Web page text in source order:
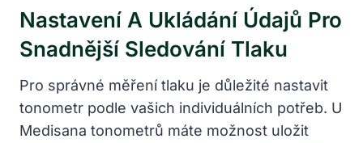
Nastavení A Ukládání Údajů Pro
Snadnější Sledování Tlaku
Pro správné měření tlaku je důležité nastavit
tonometr podle vašich individuálních potřeb. U
Medisana tonometrů máte možnost uložit